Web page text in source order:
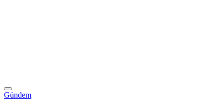
Gündem